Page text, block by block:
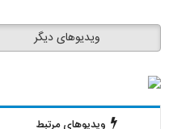
ویدیوهای دیگر
ویدیوهای مرتبط